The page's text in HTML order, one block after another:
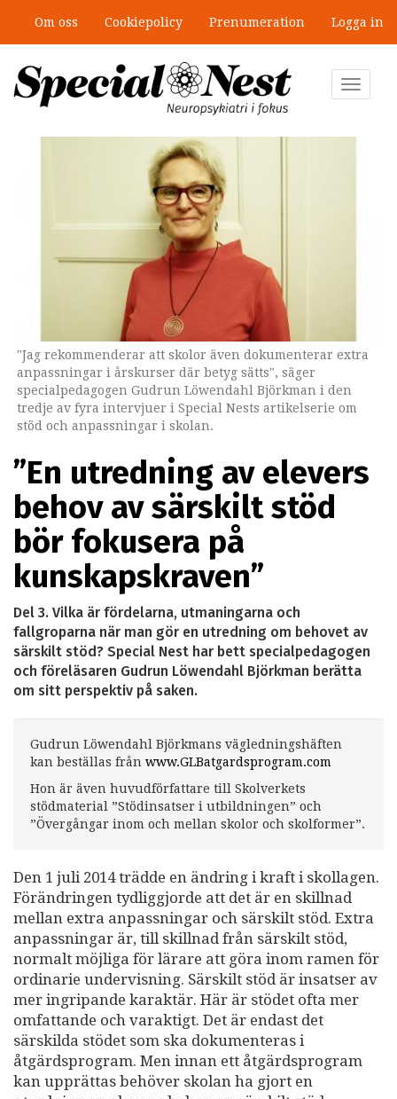
huvudinnehåll
Om oss Cookiepolicy Prenumeration Logga in
Toggle
"Jag rekommenderar att skolor även dokumenterar extra
anpassningar i årskurser där betyg sätts", säger
specialpedagogen Gudrun Löwendahl Björkman i den
tredje av fyra intervjuer i Special Nests artikelserie om
stöd och anpassningar i skolan.
”En utredning av elevers
behov av särskilt stöd
bör fokusera på
kunskapskraven”
Del 3. Vilka är fördelarna, utmaningarna och
fallgroparna när man gör en utredning om behovet av
särskilt stöd? Special Nest har bett specialpedagogen
och föreläsaren Gudrun Löwendahl Björkman berätta
om sitt perspektiv på saken.
Gudrun Löwendahl Björkmans vägledningshäften
kan beställas från www.GLBatgardsprogram.com
Hon är även huvudförfattare till Skolverkets
stödmaterial ”Stödinsatser i utbildningen” och
”Övergångar inom och mellan skolor och skolformer”.
Den 1 juli 2014 trädde en ändring i kraft i skollagen.
Förändringen tydliggjorde att det är en skillnad
mellan extra anpassningar och särskilt stöd. Extra
anpassningar är, till skillnad från särskilt stöd,
normalt möjliga för lärare att göra inom ramen för
ordinarie undervisning. Särskilt stöd är insatser av
mer ingripande karaktär. Här är stödet ofta mer
omfattande och varaktigt. Det är endast det
särskilda stödet som ska dokumenteras i
åtgärdsprogram. Men innan ett åtgärdsprogram
kan upprättas behöver skolan ha gjort en
”Jobbet gick bra – just därför togs
stödet bort”